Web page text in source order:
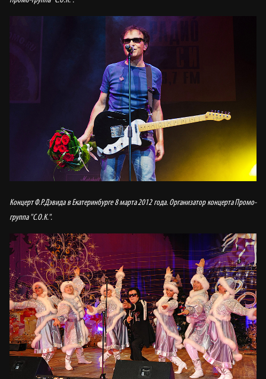
Концерт Ф.Р.Дэвида в Екатеринбурге 8 марта 2012 года. Организатор концерта Промо-
группа "С.О.К.".